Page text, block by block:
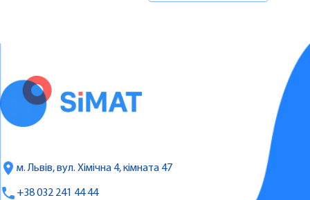
м. Львів, вул. Хімічна 4, кімната 47
+38 032 241 44 44